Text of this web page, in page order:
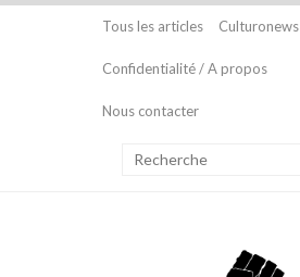
Tous les articles Culturonews
Confidentialité / A propos
Nous contacter